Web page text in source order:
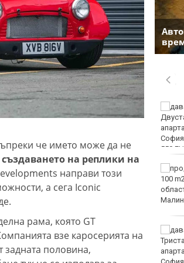
че името може да не
на реплики на
направи този
а сега Iconic
рама, която GT
взе каросерията на
задната половина,
Виц на деня - 8 август
август 2026
мъж, у когото са
намерени 460 000 евро